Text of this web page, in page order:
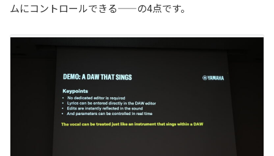
ムにコントロールできる——の4点です。